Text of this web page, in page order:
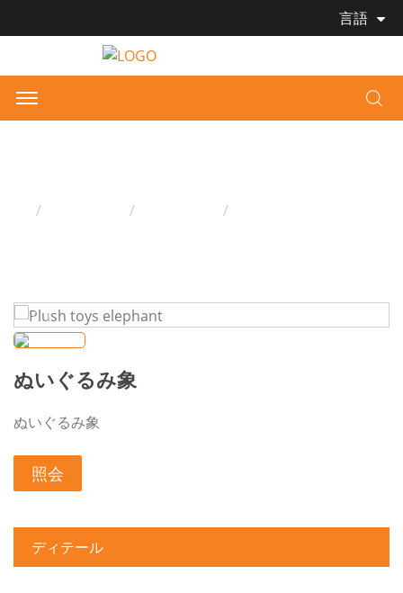
言語
ぬいぐるみ象
ぬいぐるみ象
照会
ディテール